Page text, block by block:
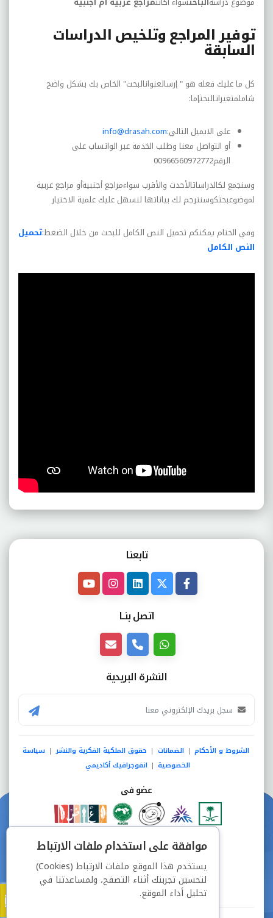
توفير المراجع وتلخيص الدراسات
السابقة
كل ما عليك فعله هو " إرسالعنوانالبحث" الخاص بك بشكل واضح
شاملمتغيراتالبحثإما:
على الايميل التالي:
info@drasah.com
أو التواصل معنا وطلب الخدمة عبر الواتساب على
الرقم00966560972772
وسنجمع لكالدراساتالأحدث والأقرب سواءمراجع أجنبيةأو مراجع عربية
لموضوعبحثكوسنترجم لك بياناتها لنسهل عليك علمية الاختيار
وفي الختام يمكنكم تحميل النص الكامل للبحث من خلال الضغط:تحميل
النص الكامل
تابعنـا
اتصل بنــا
النشرة البريدية
الشروط و الأحكام | الضمانات | حقوق الملكية الفكرية والنشر | سياسة
الخصوصية | انفوجرافيك أكاديمي
عضو فى
دفع آمن من خلال
موافقة على استخدام ملفات الارتباط
يستخدم هذا الموقع ملفات الارتباط (Cookies)
لتحسين تجربتك أثناء التصفح، ولمساعدتنا في
تحليل أداء الموقع.